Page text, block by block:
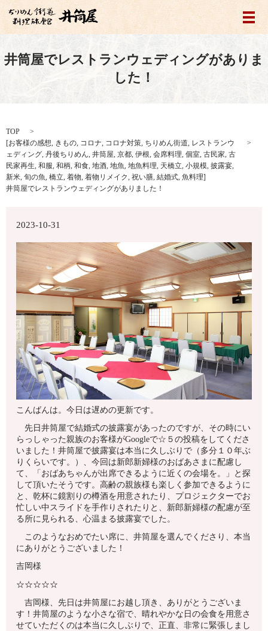
メ
井筒屋でレストランウェディングがありま
した！
TOP
[お客様の感想, きもの, コロナ, コロナ対策, ちりめん街道, レストランウ
ェディング, 丹後ちりめん, 井筒屋, 京都, 伊根, 会席料理, 個室, 古民家, 古
民家再生, 和服, 和柄, 和食, 地酒, 地魚, 地魚料理, 天橋立, 小規模, 披露宴,
新米, 旬の魚, 橋立, 着物, 着物リメイク, 祝い膳, 結婚式, 魚料理]
井筒屋でレストランウェディングがありました！
2023-10-31
こんばんは。今日は遅めの更新です。
先日井筒屋で結婚式の披露宴があったのですが、その時にい
らっしゃった親族のお客様がGoogleで☆５の投稿をしてくださ
いました！井筒屋で披露宴は本当に久しぶりで（多分１０年ぶ
りくらいです。）、今回は新郎新婦様のおばあさまに配慮し
て、「おばあちゃんが出席できるように近くの会場を。」と探
して頂いたそうです。高齢の親族様も楽しく参加できるように
と、乾杯に鏡割りの樽酒を用意されたり、プロジェクターでお
忙しい中スライドを手作りされたりと、新郎新婦様の配慮が至
る所に見られる、心温まる披露宴でした。
このようなおめでたい席に、井筒屋を選んでくださり、本当
にありがとうございました！
吉岡様
☆☆☆☆☆
吉岡様、先日は井筒屋にお越し頂き、ありがとうございま
す！井筒屋のような小さな宿で、晴れやかな日の会食を用意さ
せていただくのは本当に久しぶりで、正直、非常に緊張しまし